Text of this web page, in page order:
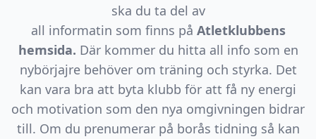
ska du ta del av
all informatin som finns på Atletklubbens
hemsida. Där kommer du hitta all info som en
nybörjajre behöver om träning och styrka. Det
kan vara bra att byta klubb för att få ny energi
och motivation som den nya omgivningen bidrar
till. Om du prenumerar på borås tidning så kan